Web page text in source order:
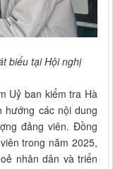
biểu tại Hội nghị
Uỷ ban kiểm tra Hà
các nội dung
đảng viên. Đồng
trong năm 2025,
nhân dân và triển